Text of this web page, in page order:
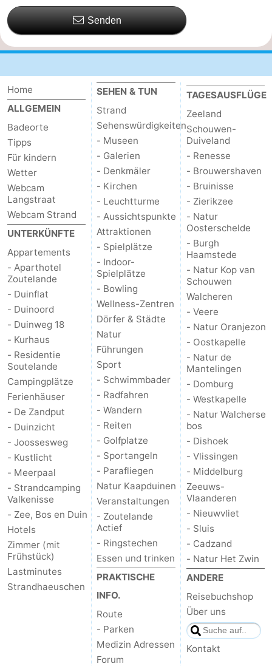
Senden
Home
ALLGEMEIN
Badeorte
Tipps
Für kindern
Wetter
Webcam
Langstraat
Webcam Strand
UNTERKÜNFTE
Appartements
- Aparthotel
Zoutelande
- Duinflat
- Duinoord
- Duinweg 18
- Kurhaus
- Residentie
Soutelande
Campingplätze
Ferienhäuser
- De Zandput
- Duinzicht
- Joossesweg
- Kustlicht
- Meerpaal
- Strandcamping
Valkenisse
- Zee, Bos en Duin
Hotels
Zimmer (mit
Frühstück)
Lastminutes
Strandhaeuschen
SEHEN & TUN
Strand
Sehenswürdigkeiten
- Museen
- Galerien
- Denkmäler
- Kirchen
- Leuchtturme
- Aussichtspunkte
Attraktionen
- Spielplätze
- Indoor-
Spielplätze
- Bowling
Wellness-Zentren
Dörfer & Städte
Natur
Führungen
Sport
- Schwimmbader
- Radfahren
- Wandern
- Reiten
- Golfplatze
- Sportangeln
- Parafliegen
Natur Kaapduinen
Veranstaltungen
- Zoutelande
Actief
- Ringstechen
Essen und trinken
PRAKTISCHE
INFO.
Route
- Parken
Medizin Adressen
Forum
TAGESAUSFLÜGE
Zeeland
Schouwen-
Duiveland
- Renesse
- Brouwershaven
- Bruinisse
- Zierikzee
- Natur
Oosterschelde
- Burgh
Haamstede
- Natur Kop van
Schouwen
Walcheren
- Veere
- Natur Oranjezon
- Oostkapelle
- Natur de
Mantelingen
- Domburg
- Westkapelle
- Natur Walcherse
bos
- Dishoek
- Vlissingen
- Middelburg
Zeeuws-
Vlaanderen
- Nieuwvliet
- Sluis
- Cadzand
- Natur Het Zwin
ANDERE
Reisebuchshop
Über uns
Kontakt